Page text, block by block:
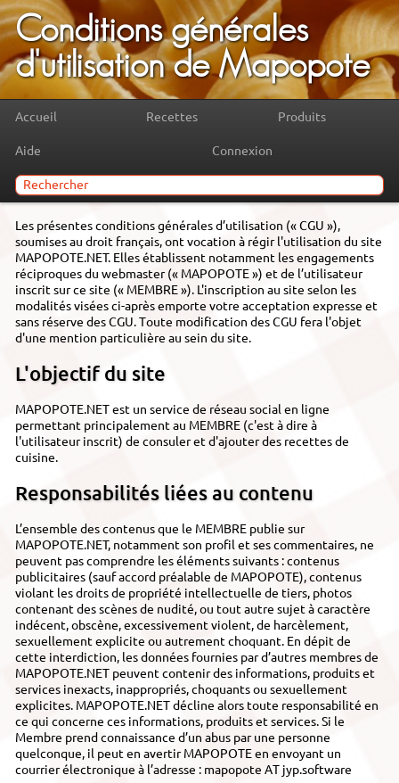
Conditions générales
d'utilisation de Mapopote
Accueil Recettes Produits
Aide Connexion
Les présentes conditions générales d’utilisation (« CGU »),
soumises au droit français, ont vocation à régir l'utilisation du site
MAPOPOTE.NET. Elles établissent notamment les engagements
réciproques du webmaster (« MAPOPOTE ») et de l’utilisateur
inscrit sur ce site (« MEMBRE »). L'inscription au site selon les
modalités visées ci-après emporte votre acceptation expresse et
sans réserve des CGU. Toute modification des CGU fera l'objet
d'une mention particulière au sein du site.
L'objectif du site
MAPOPOTE.NET est un service de réseau social en ligne
permettant principalement au MEMBRE (c'est à dire à
l'utilisateur inscrit) de consuler et d'ajouter des recettes de
cuisine.
Responsabilités liées au contenu
L’ensemble des contenus que le MEMBRE publie sur
MAPOPOTE.NET, notamment son profil et ses commentaires, ne
peuvent pas comprendre les éléments suivants : contenus
publicitaires (sauf accord préalable de MAPOPOTE), contenus
violant les droits de propriété intellectuelle de tiers, photos
contenant des scènes de nudité, ou tout autre sujet à caractère
indécent, obscène, excessivement violent, de harcèlement,
sexuellement explicite ou autrement choquant. En dépit de
cette interdiction, les données fournies par d’autres membres de
MAPOPOTE.NET peuvent contenir des informations, produits et
services inexacts, inappropriés, choquants ou sexuellement
explicites. MAPOPOTE.NET décline alors toute responsabilité en
ce qui concerne ces informations, produits et services. Si le
Membre prend connaissance d’un abus par une personne
quelconque, il peut en avertir MAPOPOTE en envoyant un
courrier électronique à l’adresse : mapopote AT jyp.software